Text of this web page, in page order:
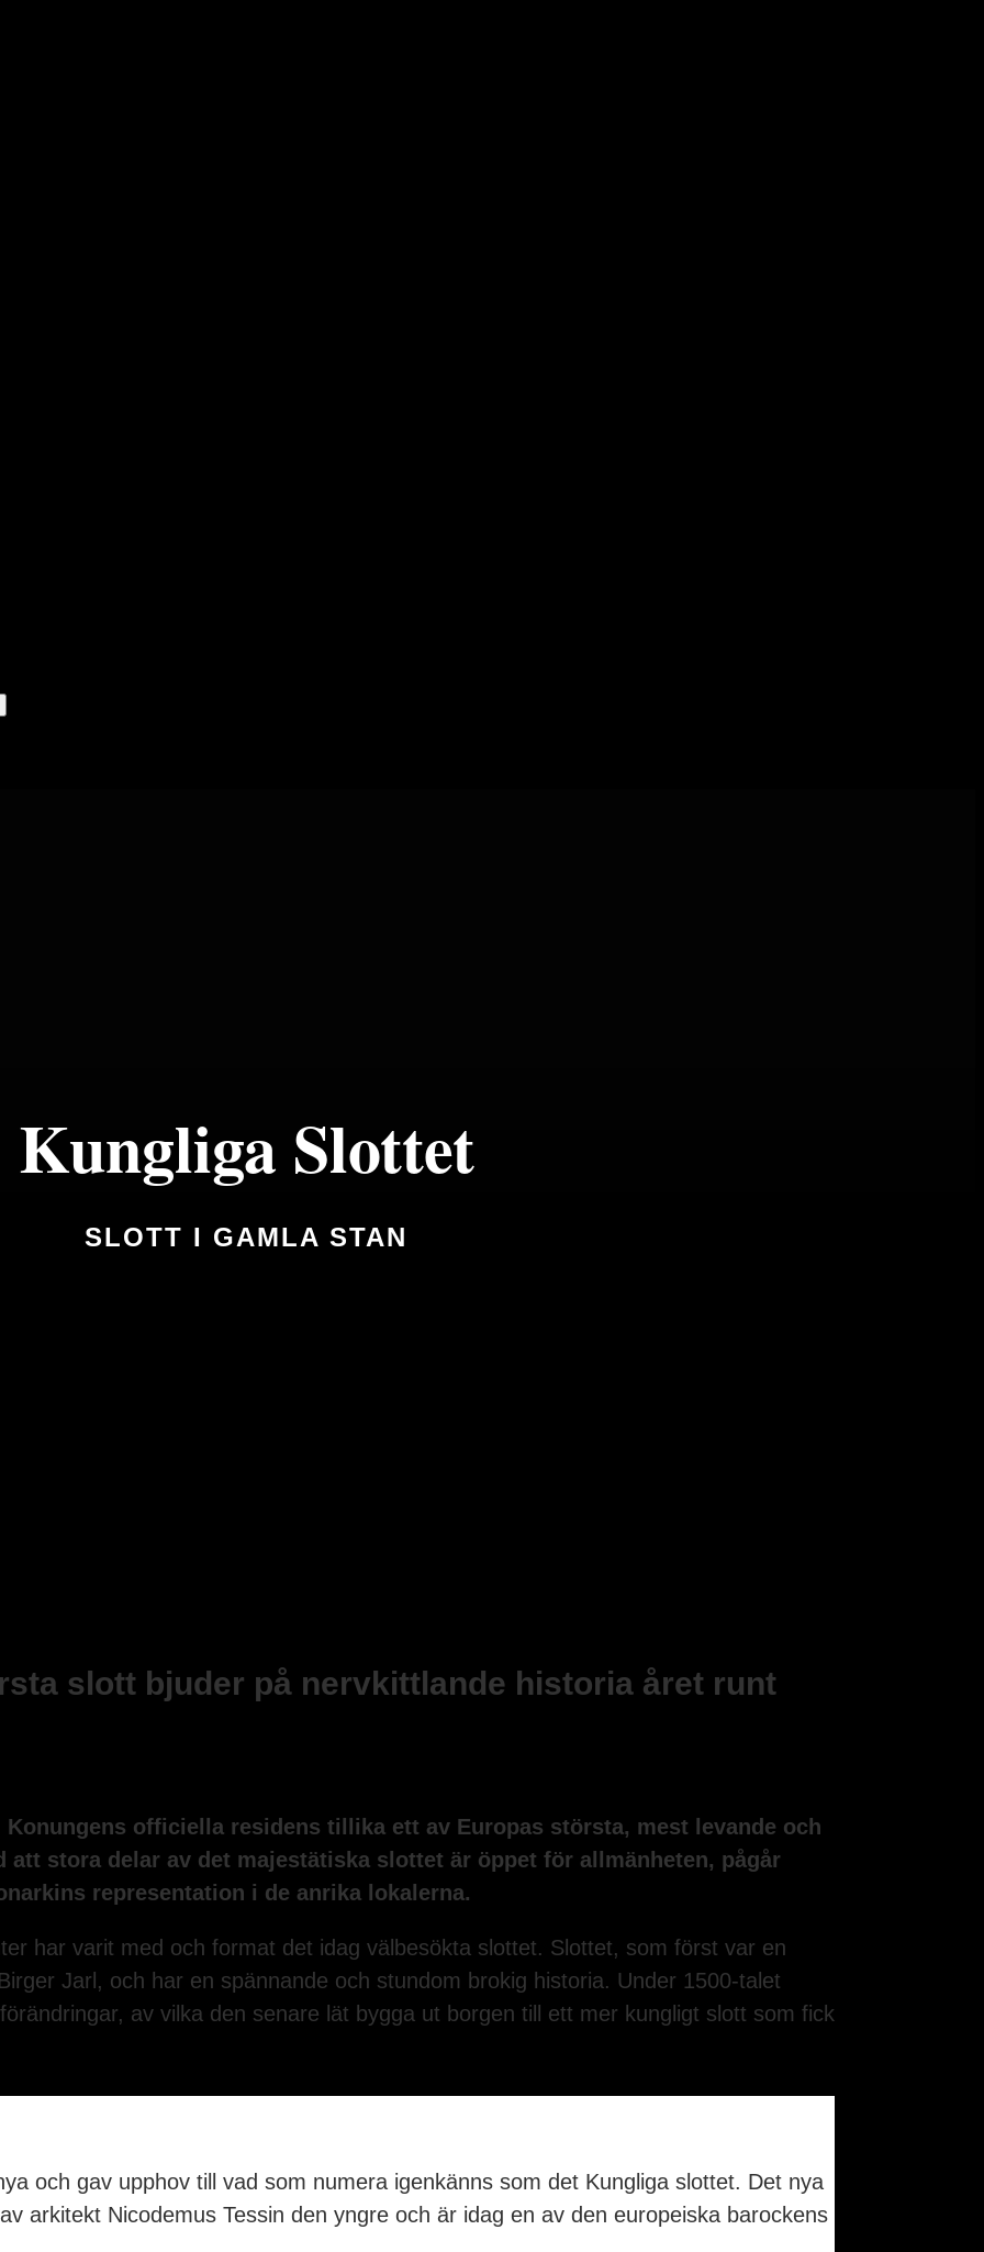
Kungliga Slottet
SLOTT I GAMLA STAN
slott bjuder på nervkittlande historia året runt
officiella residens tillika ett av Europas största, mest levande och
stora delar av det majestätiska slottet är öppet för allmänheten, pågår
representation i de anrika lokalerna.
har varit med och format det idag välbesökta slottet. Slottet, som först var en
Jarl, och har en spännande och stundom brokig historia. Under 1500-talet
av vilka den senare lät bygga ut borgen till ett mer kungligt slott som fick
och gav upphov till vad som numera igenkänns som det Kungliga slottet. Det nya
arkitekt Nicodemus Tessin den yngre och är idag en av den europeiska barockens